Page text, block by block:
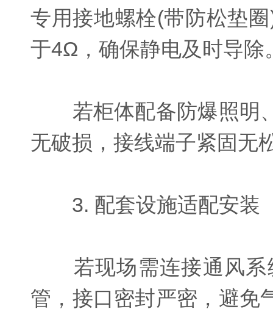
专用接地螺栓(带防松垫
于4Ω，确保静电及时导除
若柜体配备防爆照明、
无破损，接线端子紧固无
3. 配套设施适配安装
若现场需连接通风系
管，接口密封严密，避免